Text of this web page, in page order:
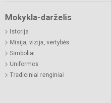
Mokykla-darželis
Istorija
Misija, vizija, vertybės
Simboliai
Uniformos
Tradiciniai renginiai